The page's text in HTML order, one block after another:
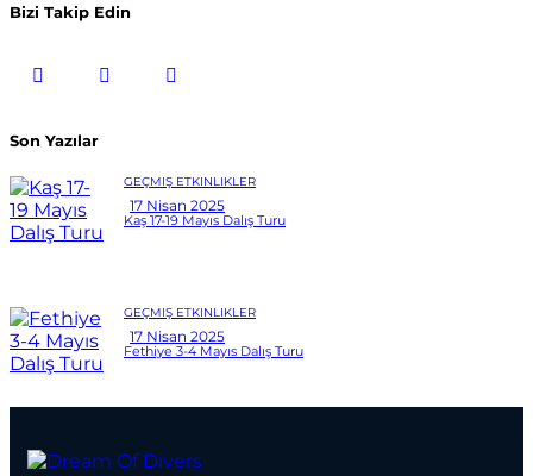
Bizi Takip Edin
Son Yazılar
GEÇMIŞ ETKINLIKLER
17 Nisan 2025
Kaş 17-19 Mayıs Dalış Turu
GEÇMIŞ ETKINLIKLER
17 Nisan 2025
Fethiye 3-4 Mayıs Dalış Turu